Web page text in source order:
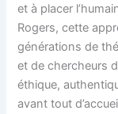
et à placer
Rogers, cette
générations de
et de chercheurs
éthique,
avant tout